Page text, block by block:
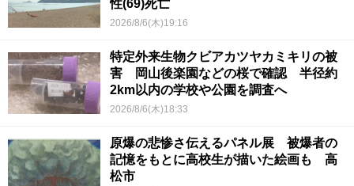
性(69)死亡
2026/8/6(木)19:16
特定外来生物クビアカツヤカミキリの被
害 岡山後楽園などの桜で確認 半径約
2km以内の学校や公園を調査へ
2026/8/6(木)18:33
原爆の悲惨さ伝えるパネル展 被爆者の
記憶をもとに高校生が描いた絵画も 高
松市